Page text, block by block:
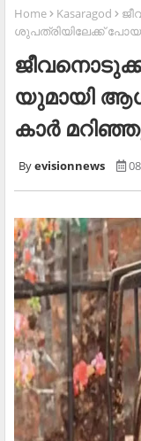
Home Kasaragod
ശു​പ​ത്രി​യി​ലേ​ക്ക് പോ​യ
യു​മാ​യി
കാ​ർ
evisionnews